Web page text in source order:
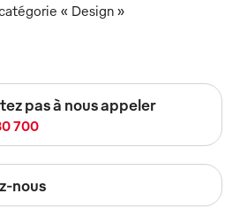
« Design »
pas à nous appeler
700
nous